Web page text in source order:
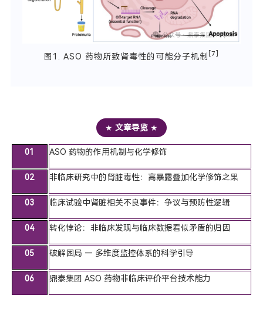
图1. ASO 药物所致肾毒性的可能分子机制 [7]
★ 文章导览 ★
01 ASO 药物的作用机制与化学修饰
02 非临床研究中的肾脏毒性：高暴露叠加化学修饰之果
03 临床试验中肾脏相关不良事件：争议与预防性逻辑
04 转化悖论：非临床发现与临床数据看似矛盾的归因
05 破解困局 — 多维度监控体系的科学引导
06 鼎泰集团 ASO 药物非临床评价平台技术能力